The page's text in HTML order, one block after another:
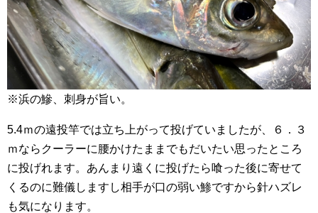
※浜の鰺、刺身が旨い。
5.4ｍの遠投竿では立ち上がって投げていましたが、６．３
ｍならクーラーに腰かけたままでもだいたい思ったところ
に投げれます。あんまり遠くに投げたら喰った後に寄せて
くるのに難儀しますし相手が口の弱い鯵ですから針ハズレ
も気になります。